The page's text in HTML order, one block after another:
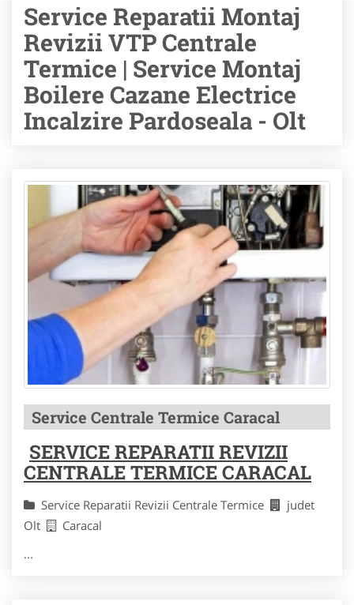
Service Reparatii Montaj
Revizii VTP Centrale
Termice | Service Montaj
Boilere Cazane Electrice
Incalzire Pardoseala - Olt
Service Centrale Termice Caracal
SERVICE REPARATII REVIZII
CENTRALE TERMICE CARACAL
Service Reparatii Revizii Centrale Termice
judet
Olt
Caracal
...